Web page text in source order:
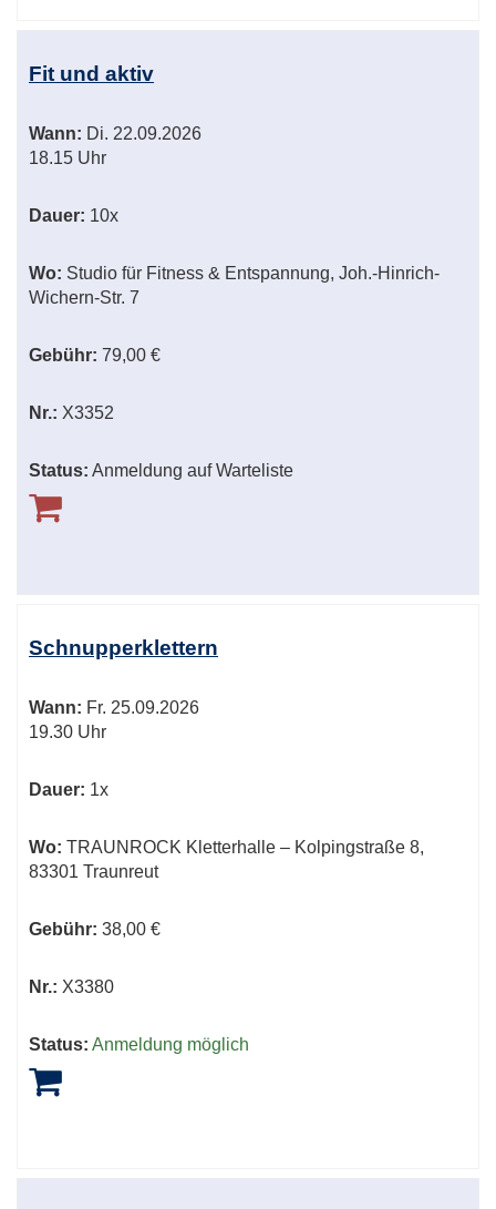
Fit und aktiv
Wann: Di. 22.09.2026
18.15 Uhr
Dauer: 10x
Wo: Studio für Fitness & Entspannung, Joh.-Hinrich-
Wichern-Str. 7
Gebühr: 79,00 €
Nr.: X3352
Status: Anmeldung auf Warteliste
Schnupperklettern
Wann: Fr. 25.09.2026
19.30 Uhr
Dauer: 1x
Wo: TRAUNROCK Kletterhalle – Kolpingstraße 8,
83301 Traunreut
Gebühr: 38,00 €
Nr.: X3380
Status: Anmeldung möglich